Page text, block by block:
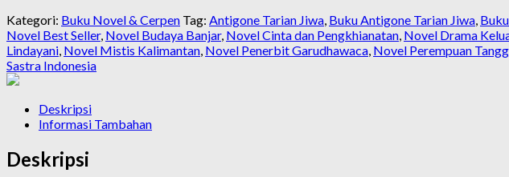
Kategori: Buku Novel & Cerpen Tag: Antigone Tarian Jiwa, Buku Antigone Tarian Jiwa,
Novel Best Seller, Novel Budaya Banjar, Novel Cinta dan Pengkhianatan, Novel Drama
Lindayani, Novel Mistis Kalimantan, Novel Penerbit Garudhawaca, Novel Perempuan
Sastra Indonesia
Deskripsi
Informasi Tambahan
Deskripsi